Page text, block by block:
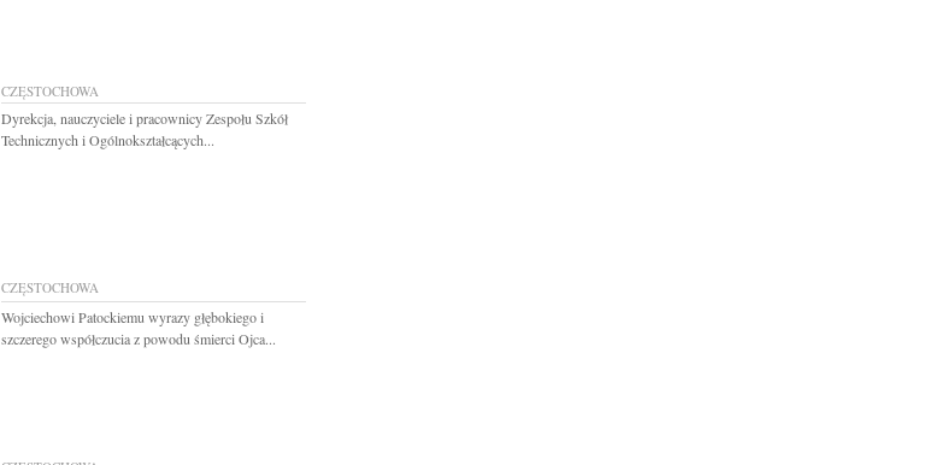
CZĘSTOCHOWA
Dyrekcja, nauczyciele i pracownicy Zespołu Szkół
Technicznych i Ogólnokształcących...
CZĘSTOCHOWA
Wojciechowi Patockiemu wyrazy głębokiego i
szczerego współczucia z powodu śmierci Ojca...